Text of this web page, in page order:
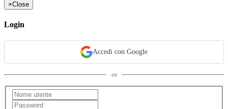
×Close
Login
Accedi con Google
or